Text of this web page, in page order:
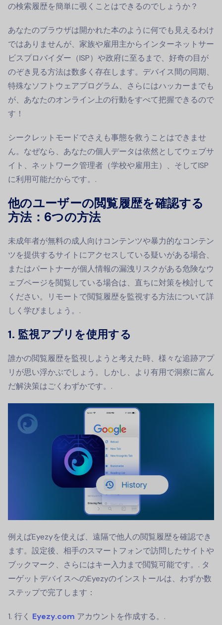
の検索履歴を簡単に覗くことはできるのでしょうか？
あなたのブラウザは開かれた本のように何でも見えるわけ
ではありませんが、家族や雇用主からインターネットサー
ビスプロバイダー（ISP）や政府に至るまで、好奇の目が
のぞき見る方法は数多く存在します。デバイス間の同期、
特殊なソフトウェアプログラム、さらにはハッカーまでも
が、あなたのオンライン上の行動をすべて把握できるので
す！
シークレットモードでさえも事態を救うことはできませ
ん。なぜなら、あなたの個人データは依然としてウェブサ
イト、ネットワーク管理者（学校や雇用主）、そしてISP
に利用可能だからです。.
他のユーザーの閲覧履歴を確認する
方法：6つの方法
未成年者が無料の成人向けコンテンツや暴力的なコンテン
ツを提供するサイトにアクセスしている疑いがある場合、
またはパートナーが個人情報の漏洩リスクがある危険なウ
ェブページを閲覧している場合は、直ちに対策を検討して
ください。リモートで閲覧履歴を監視する方法について詳
しく学びましょう。.
1. 監視アプリを使用する
誰かの閲覧履歴を監視しようと考えた時、様々な追跡アプ
リが思い浮かぶでしょう。しかし、より有用で洞察に富ん
だ解決策はごくわずかです。.
例えばEyezyを使えば、遠隔で他人の閲覧履歴を確認でき
ます。設定後、相手のスマートフォンで訪問したサイトや
ブックマーク、さらにはキー入力まで閲覧可能です。. タ
ーゲットデバイスへのEyezyのインストールは、わずか数
ステップで完了します：
行く Eyezy.com アカウントを作成する。.